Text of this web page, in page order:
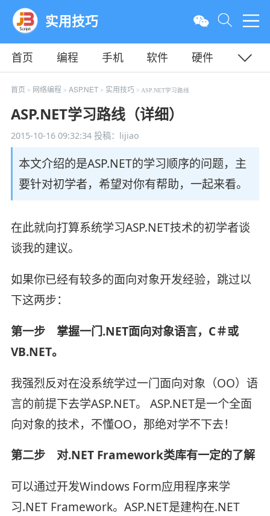
实用技巧
首页 编程 手机 软件
硬件
教程
平面 服务器
首页 > 网络编程 > ASP.NET > 实用技巧 > ASP.NET学习路线
ASP.NET学习路线（详细）
2015-10-16 09:32:34投稿：lijiao
本文介绍的是ASP.NET的学习顺序的问题，主
要针对初学者，希望对你有帮助，一起来看。
在此就向打算系统学习ASP.NET技术的初学者谈
谈我的建议。
如果你已经有较多的面向对象开发经验，跳过以
下这两步：
第一步 掌握一门.NET面向对象语言，C＃或
VB.NET。
我强烈反对在没系统学过一门面向对象（OO）语
言的前提下去学ASP.NET。 ASP.NET是一个全面
向对象的技术，不懂OO，那绝对学不下去！
第二步 对.NET Framework类库有一定的了解
可以通过开发Windows Form应用程序来学
习.NET Framework。ASP.NET是建构在.NET